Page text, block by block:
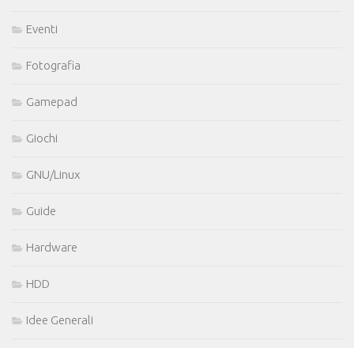
Eventi
Fotografia
Gamepad
Giochi
GNU/Linux
Guide
Hardware
HDD
Idee Generali